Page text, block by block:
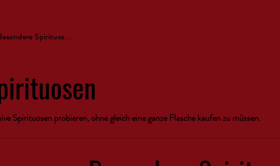
Spirituosen probieren, ohne gleich eine ganze Flasche kaufen zu müssen.
Spirituos...